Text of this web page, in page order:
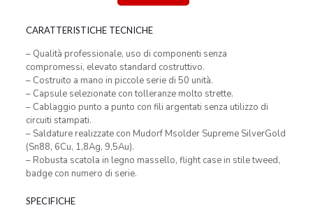
CARATTERISTICHE TECNICHE
– Qualità professionale, uso di componenti senza
compromessi, elevato standard costruttivo.
– Costruito a mano in piccole serie di 50 unità.
– Capsule selezionate con tolleranze molto strette.
– Cablaggio punto a punto con fili argentati senza utilizzo di
circuiti stampati.
– Saldature realizzate con Mudorf Msolder Supreme SilverGold
(Sn88, 6Cu, 1,8Ag, 9,5Au).
– Robusta scatola in legno massello, flight case in stile tweed,
badge con numero di serie.
SPECIFICHE